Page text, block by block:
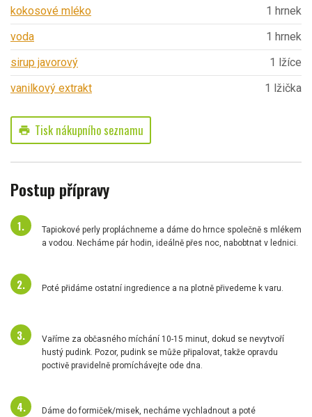
kokosové mléko
1 hrnek
voda
1 hrnek
sirup javorový
1 lžíce
vanilkový extrakt
1 lžička
print Tisk nákupního seznamu
Postup přípravy
Tapiokové perly propláchneme a dáme do hrnce společně s mlékem
a vodou. Necháme pár hodin, ideálně přes noc, nabobtnat v lednici.
Poté přidáme ostatní ingredience a na plotně přivedeme k varu.
Vaříme za občasného míchání 10-15 minut, dokud se nevytvoří
hustý pudink. Pozor, pudink se může připalovat, takže opravdu
poctivě pravidelně promíchávejte ode dna.
Dáme do formiček/misek, necháme vychladnout a poté